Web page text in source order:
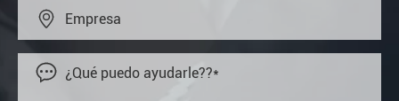

